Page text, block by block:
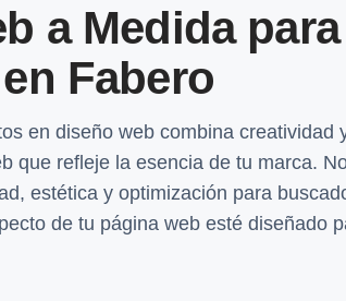
a Medida para
Fabero
en diseño web combina creatividad
que refleje la esencia de tu marca.
estética y optimización para
de tu página web esté diseñado